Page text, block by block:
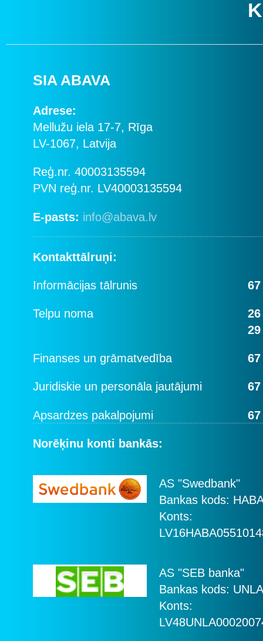
SIA ABAVA
Adrese:
Mellužu iela 17-7, Rīga
LV-1067, Latvija
Reģ.nr. 40003135594
PVN reģ.nr. LV40003135594
E-pasts: info@abava.lv
Kontakttālruņi:
Informācijas tālrunis
Telpu noma
Finanses un grāmatvedība
Juridiskie un personāla jautājumi
Apsardzes pakalpojumi
Norēķinu konti bankās:
AS "Swedbank"
Bankas kods:
Konts:
AS "SEB banka"
Bankas kods:
Konts: